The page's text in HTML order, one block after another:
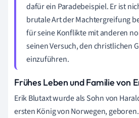
dafür ein Paradebeispiel. Er ist
brutale Art der Machtergreifung
für seine Konflikte mit anderen
seinen Versuch, den christlichen
einzuführen.
Frühes Leben und Familie von
Erik Blutaxt wurde als Sohn von
ersten König von Norwegen,